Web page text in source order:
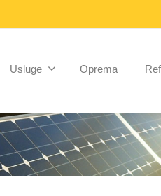
Usluge Oprema